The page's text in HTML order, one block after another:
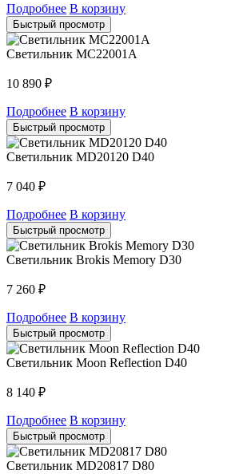
Подробнее В корзину
Быстрый просмотр
Светильник MC22001A
10 890 ₽
Подробнее В корзину
Быстрый просмотр
Светильник MD20120 D40
7 040 ₽
Подробнее В корзину
Быстрый просмотр
Светильник Brokis Memory D30
7 260 ₽
Подробнее В корзину
Быстрый просмотр
Светильник Moon Reflection D40
8 140 ₽
Подробнее В корзину
Быстрый просмотр
Светильник MD20817 D80